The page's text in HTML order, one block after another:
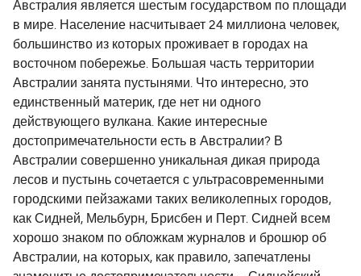
Австралия является шестым государством по площади
в мире. Население насчитывает 24 миллиона человек,
большинство из которых проживает в городах на
восточном побережье. Большая часть территории
Австралии занята пустынями. Что интересно, это
единственный материк, где нет ни одного
действующего вулкана. Какие интересные
достопримечательности есть в Австралии? В
Австралии совершенно уникальная дикая природа
лесов и пустынь сочетается с ультрасовременными
городскими пейзажами таких великолепных городов,
как Сидней, Мельбурн, Брисбен и Перт. Сидней всем
хорошо знаком по обложкам журналов и брошюр об
Австралии, на которых, как правило, запечатлены